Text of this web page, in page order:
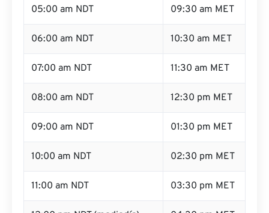
05:00 am NDT 09:30 am MET
06:00 am NDT 10:30 am MET
07:00 am NDT 11:30 am MET
08:00 am NDT 12:30 pm MET
09:00 am NDT 01:30 pm MET
10:00 am NDT 02:30 pm MET
11:00 am NDT 03:30 pm MET